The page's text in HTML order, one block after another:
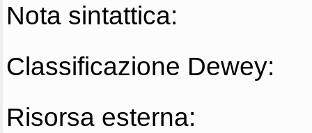
Nota sintattica:
Classificazione Dewey:
Risorsa esterna: